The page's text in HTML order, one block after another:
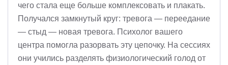
чего стала еще больше комплексовать и плакать.
Получался замкнутый круг: тревога — переедание
— стыд — новая тревога. Психолог вашего
центра помогла разорвать эту цепочку. На сессиях
они учились разделять физиологический голод от